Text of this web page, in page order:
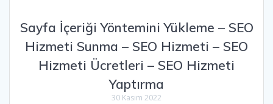
Sayfa İçeriği Yöntemini Yükleme – SEO
Hizmeti Sunma – SEO Hizmeti – SEO
Hizmeti Ücretleri – SEO Hizmeti
Yaptırma
30 Kasım 2022